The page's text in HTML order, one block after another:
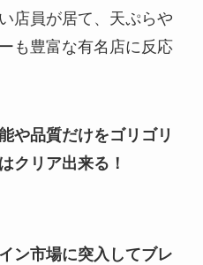
店員が居て、天ぷらや
も豊富な有名店に反応
や品質だけをゴリゴリ
クリア出来る！
ン市場に突入してブレ